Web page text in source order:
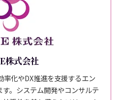
株式会社
化やDX推進を支援するエン
。システム開発やコンサルテ